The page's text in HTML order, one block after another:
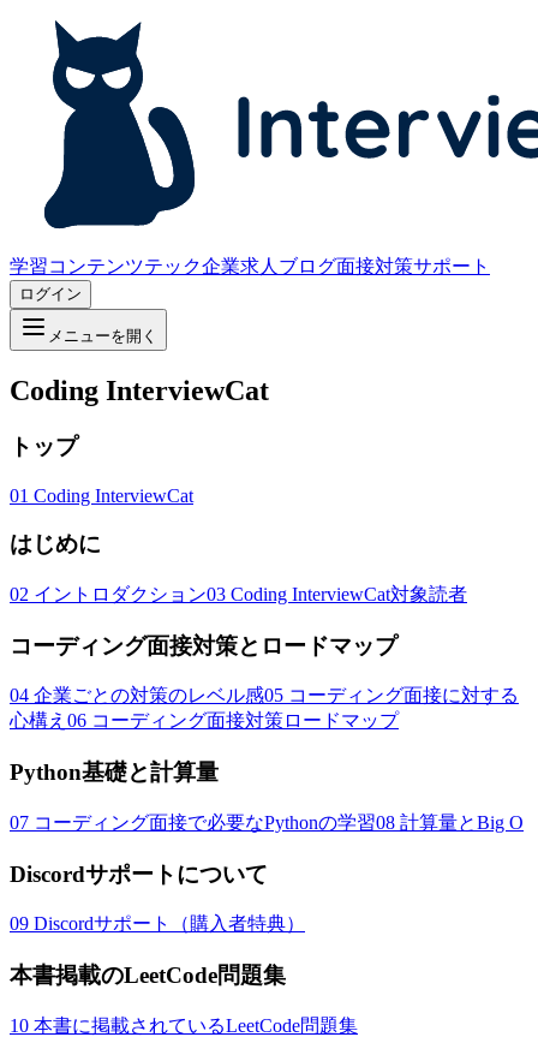
学習コンテンツテック企業求人 ブログ面接対策サポート
ログイン
メニューを開く
Coding InterviewCat
トップ
01 Coding InterviewCat
はじめに
02 イントロダクション03 Coding InterviewCat対象読者
コーディング面接対策とロードマップ
04 企業ごとの対策のレベル感05 コーディング面接に対する
心構え 06 コーディング面接対策ロードマップ
Python基礎と計算量
07 コーディング面接で必要なPythonの学習08 計算量とBig O
Discordサポートについて
09 Discordサポート（購入者特典）
本書掲載のLeetCode問題集
10 本書に掲載されているLeetCode問題集